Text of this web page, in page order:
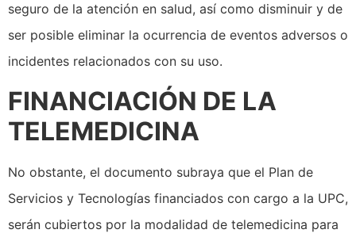
seguro de la atención en salud, así como disminuir y de
ser posible eliminar la ocurrencia de eventos adversos o
incidentes relacionados con su uso.
FINANCIACIÓN DE LA
TELEMEDICINA
No obstante, el documento subraya que el Plan de
Servicios y Tecnologías financiados con cargo a la UPC,
serán cubiertos por la modalidad de telemedicina para